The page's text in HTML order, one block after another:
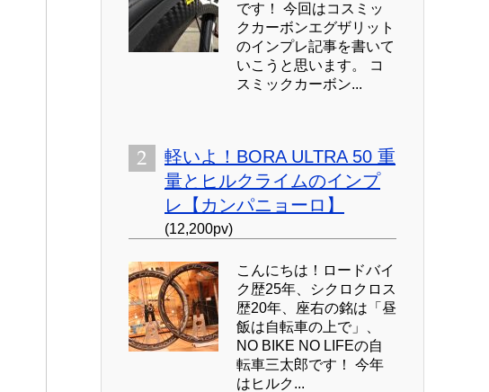
です！ 今回はコスミッ
クカーボンエグザリット
のインプレ記事を書いて
いこうと思います。 コ
スミックカーボン...
軽いよ！BORA ULTRA 50 重
量とヒルクライムのインプ
レ【カンパニョーロ】
(12,200pv)
こんにちは！ロードバイ
ク歴25年、シクロクロス
歴20年、座右の銘は「昼
飯は自転車の上で」、
NO BIKE NO LIFEの自
転車三太郎です！ 今年
はヒルク...